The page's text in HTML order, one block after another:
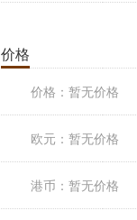
价格
价格： 暂无价格
欧元： 暂无价格
港币： 暂无价格